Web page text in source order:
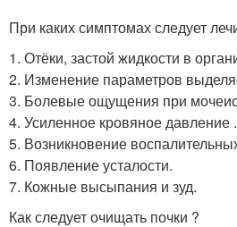
При каких симптомах следует
1. Отёки, застой жидкости в
2. Изменение параметров
3. Болевые ощущения при
4. Усиленное кровяное давление .
5. Возникновение
6. Появление усталости.
7. Кожные высыпания и зуд.
Как следует очищать почки ?